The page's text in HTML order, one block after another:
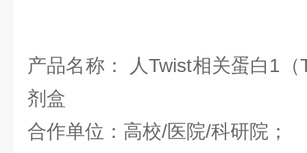
产品名称： 人Twist相关蛋白1
剂盒
合作单位：高校/医院/科研院；